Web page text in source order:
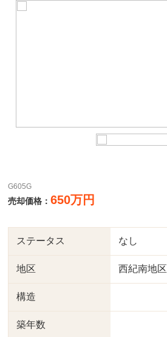
G605G
売却価格：650万円
ステータス なし
地区 西紀南地区
構造
築年数